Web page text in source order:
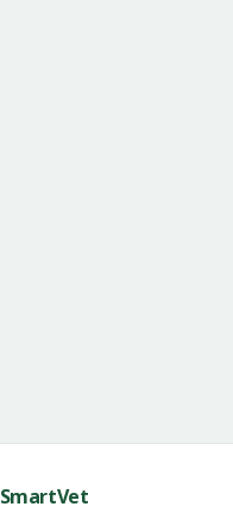
SmartVet